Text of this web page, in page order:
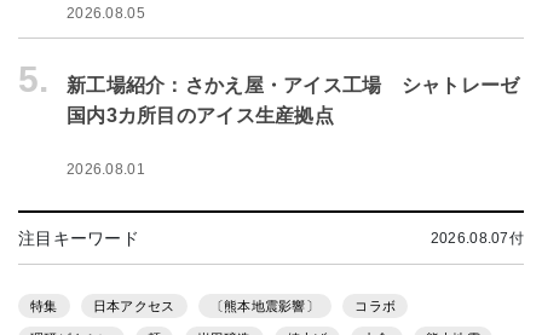
2026.08.05
5.
新工場紹介：さかえ屋・アイス工場 シャトレーゼ
国内3カ所目のアイス生産拠点
2026.08.01
注目キーワード 2026.08.07付
特集 日本アクセス 〔熊本地震影響〕 コラボ